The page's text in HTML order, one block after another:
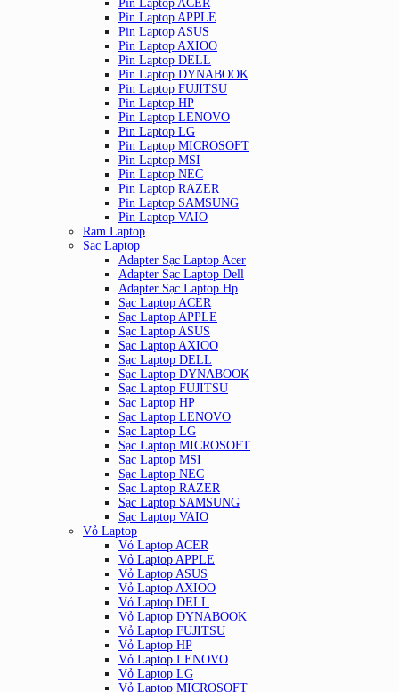
Pin Laptop ACER
Pin Laptop APPLE
Pin Laptop ASUS
Pin Laptop AXIOO
Pin Laptop DELL
Pin Laptop DYNABOOK
Pin Laptop FUJITSU
Pin Laptop HP
Pin Laptop LENOVO
Pin Laptop LG
Pin Laptop MICROSOFT
Pin Laptop MSI
Pin Laptop NEC
Pin Laptop RAZER
Pin Laptop SAMSUNG
Pin Laptop VAIO
Ram Laptop
Sạc Laptop
Adapter Sạc Laptop Acer
Adapter Sạc Laptop Dell
Adapter Sạc Laptop Hp
Sạc Laptop ACER
Sạc Laptop APPLE
Sạc Laptop ASUS
Sạc Laptop AXIOO
Sạc Laptop DELL
Sạc Laptop DYNABOOK
Sạc Laptop FUJITSU
Sạc Laptop HP
Sạc Laptop LENOVO
Sạc Laptop LG
Sạc Laptop MICROSOFT
Sạc Laptop MSI
Sạc Laptop NEC
Sạc Laptop RAZER
Sạc Laptop SAMSUNG
Sạc Laptop VAIO
Vỏ Laptop
Vỏ Laptop ACER
Vỏ Laptop APPLE
Vỏ Laptop ASUS
Vỏ Laptop AXIOO
Vỏ Laptop DELL
Vỏ Laptop DYNABOOK
Vỏ Laptop FUJITSU
Vỏ Laptop HP
Vỏ Laptop LENOVO
Vỏ Laptop LG
Vỏ Laptop MICROSOFT